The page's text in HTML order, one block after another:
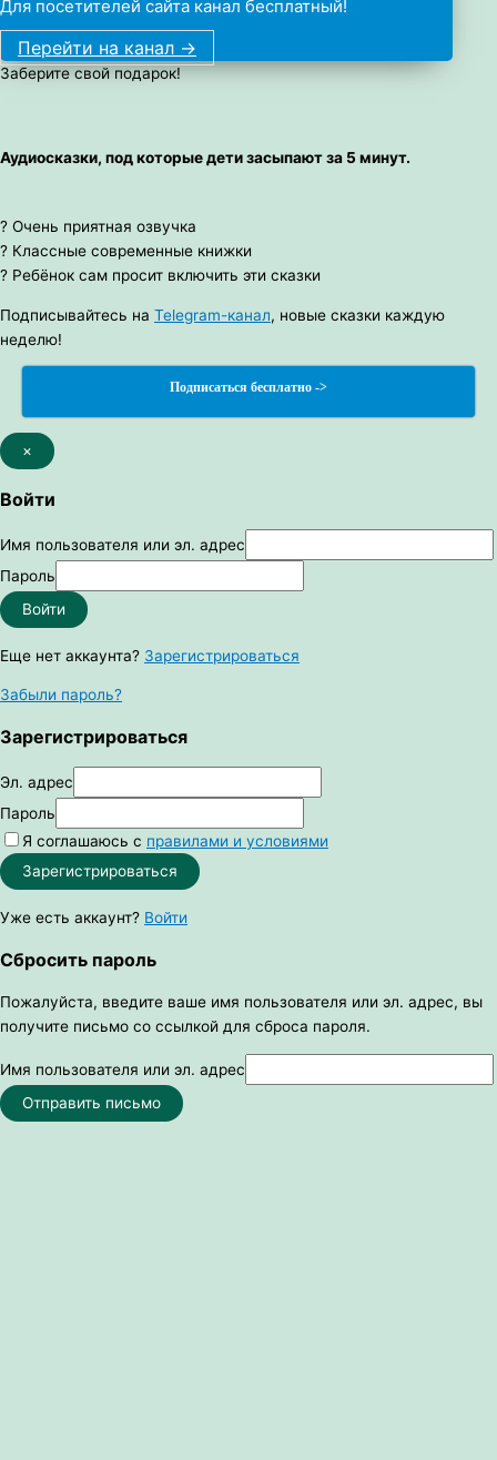
Для посетителей сайта канал бесплатный!
Перейти на канал ->
Заберите свой подарок!
Аудиосказки, под которые дети засыпают за 5 минут.
? Очень приятная озвучка
? Классные современные книжки
? Ребёнок сам просит включить эти сказки
Подписывайтесь на Telegram-канал, новые сказки каждую
неделю!
Подписаться бесплатно ->
×
Войти
Имя пользователя или эл. адрес
Пароль
Войти
Еще нет аккаунта? Зарегистрироваться
Забыли пароль?
Зарегистрироваться
Эл. адрес
Пароль
Я соглашаюсь с правилами и условиями
Зарегистрироваться
Уже есть аккаунт? Войти
Сбросить пароль
Пожалуйста, введите ваше имя пользователя или эл. адрес, вы
получите письмо со ссылкой для сброса пароля.
Имя пользователя или эл. адрес
Отправить письмо